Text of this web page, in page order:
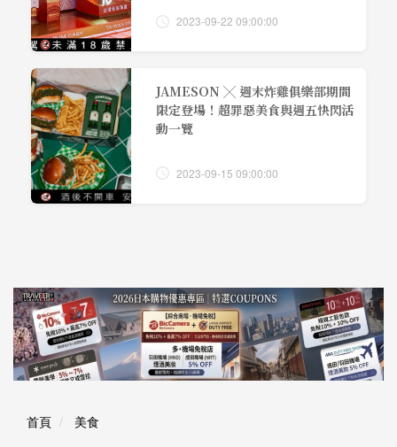
2023-09-22 09:00:00
JAMESON ╳ 週末炸雞俱樂部期間
限定登場！超罪惡美食與週五快閃活
動一覽
2023-09-15 09:00:00
首頁
美食